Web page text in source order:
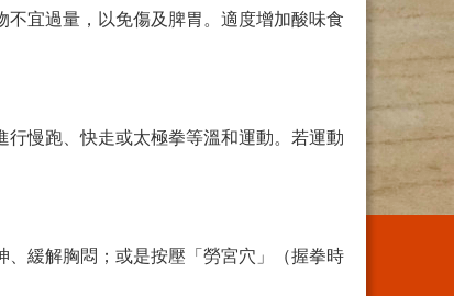
宜過量，以免傷及脾胃。適度增加酸味食
慢跑、快走或太極拳等溫和運動。若運動
緩解胸悶；或是按壓「勞宮穴」（握拳時